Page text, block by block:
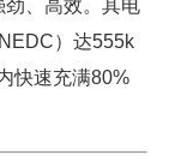
、高效。其电
）达555k
快速充满80%